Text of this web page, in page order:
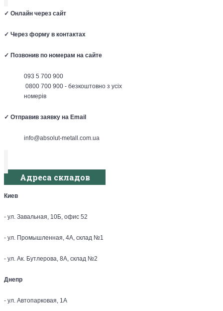
✓ Онлайн через сайт
✓ Через форму в контактах
✓ Позвонив по номерам на сайте
093 5 700 900
0800 700 900 - безкоштовно з усіх
номерів
✓ Отправив заявку на Email
info@absolut-metall.com.ua
Адреса складов
Киев
- ул. Завальная, 10Б, офис 52
- ул. Промышленная, 4А, склад №1
- ул. Ак. Бутлерова, 8А, склад №2
Днепр
- ул. Автопарковая, 1А